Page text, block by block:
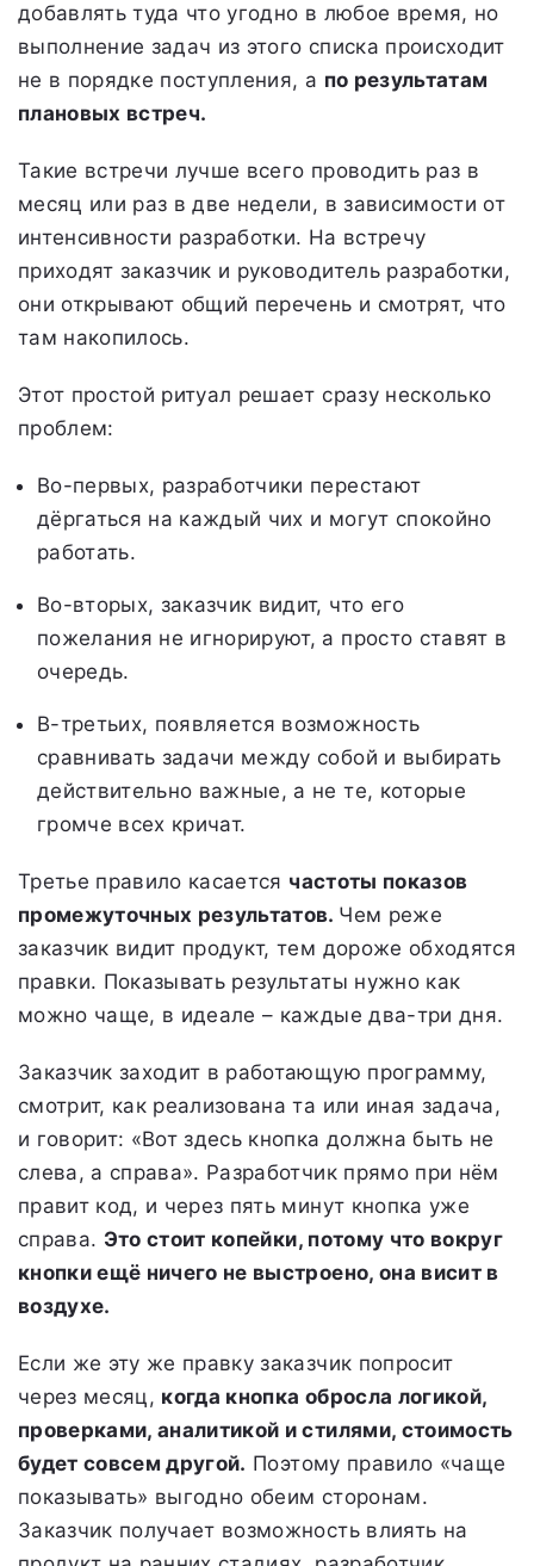
добавлять туда что угодно в любое время, но
выполнение задач из этого списка происходит
не в порядке поступления, а по результатам
плановых встреч.
Такие встречи лучше всего проводить раз в
месяц или раз в две недели, в зависимости от
интенсивности разработки. На встречу
приходят заказчик и руководитель разработки,
они открывают общий перечень и смотрят, что
там накопилось.
Этот простой ритуал решает сразу несколько
проблем:
Во-первых, разработчики перестают
дёргаться на каждый чих и могут спокойно
работать.
Во-вторых, заказчик видит, что его
пожелания не игнорируют, а просто ставят в
очередь.
В-третьих, появляется возможность
сравнивать задачи между собой и выбирать
действительно важные, а не те, которые
громче всех кричат.
Третье правило касается частоты показов
промежуточных результатов. Чем реже
заказчик видит продукт, тем дороже обходятся
правки. Показывать результаты нужно как
можно чаще, в идеале – каждые два-три дня.
Заказчик заходит в работающую программу,
смотрит, как реализована та или иная задача,
и говорит: «Вот здесь кнопка должна быть не
слева, а справа». Разработчик прямо при нём
правит код, и через пять минут кнопка уже
справа. Это стоит копейки, потому что вокруг
кнопки ещё ничего не выстроено, она висит в
воздухе.
Если же эту же правку заказчик попросит
через месяц, когда кнопка обросла логикой,
проверками, аналитикой и стилями, стоимость
будет совсем другой. Поэтому правило «чаще
показывать» выгодно обеим сторонам.
Заказчик получает возможность влиять на